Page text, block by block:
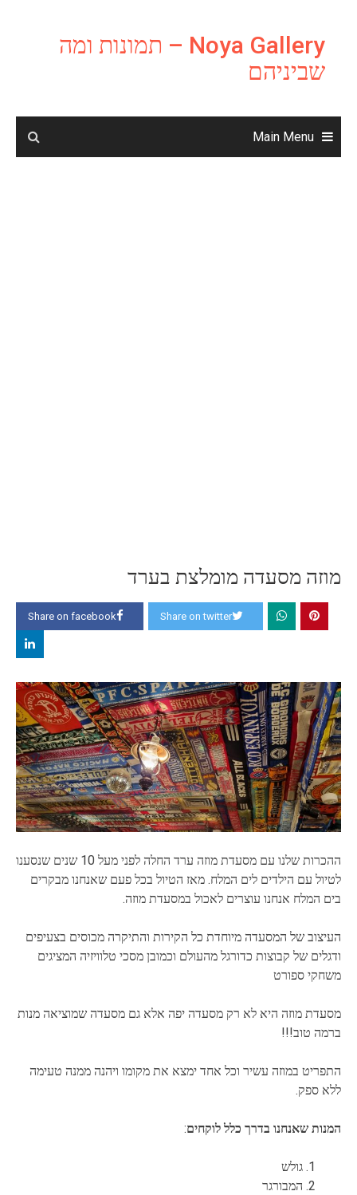
content
Noya Gallery – תמונות ומה
שביניהם
Main Menu
מוזה מסעדה מומלצת בערד
Share on facebook Share on twitter
ההכרות שלנו עם מסעדת מוזה ערד החלה לפני מעל 10 שנים שנסענו
לטיול עם הילדים לים המלח. מאז הטיול בכל פעם שאנחנו מבקרים
בים המלח אנחנו עוצרים לאכול במסעדת מוזה.
העיצוב של המסעדה מיוחדת כל הקירות והתיקרה מכוסים בצעיפים
ודגלים של קבוצות כדורגל מהעולם וכמובן מסכי טלוויזיה המציגים
משחקי ספורט
מסעדת מוזה היא לא רק מסעדה יפה אלא גם מסעדה שמוציאה מנות
ברמה טוב!!!
התפריט במוזה עשיר וכל אחד ימצא את מקומו ויהנה ממנה טעימה
ללא ספק.
המנות שאנחנו בדרך כלל לוקחים:
גולש
המבורגר